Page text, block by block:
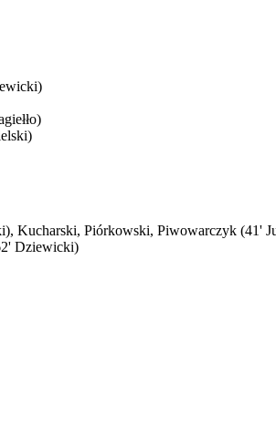
Kucharski, Piórkowski, Piwowarczyk (41'
Dziewicki)